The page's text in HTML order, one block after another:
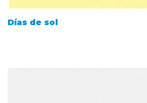
Días de sol